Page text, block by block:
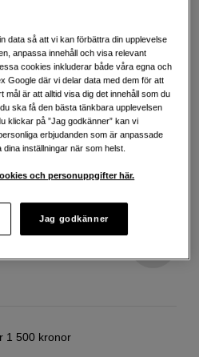
Svart
eller faktura Info
i kundvagn
1 500 kronor
data så att vi kan förbättra din upplevelse
anpassa innehåll och visa relevant
cookies inkluderar både våra egna och
Google där vi delar data med dem för att
mål är att alltid visa dig det innehåll som du
ska få den bästa tänkbara upplevelsen
klickar på ”Jag godkänner” kan vi
erbjudanden som är anpassade
inställningar när som helst.
och personuppgifter här.
Jag godkänner